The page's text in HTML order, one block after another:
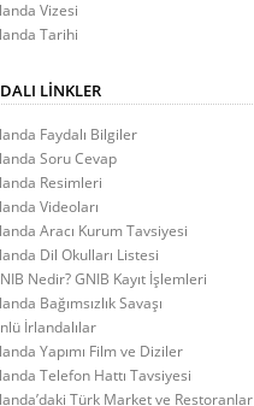
Vizesi
Tarihi
LINKLER
Faydalı Bilgiler
Soru Cevap
Resimleri
Videoları
Aracı Kurum Tavsiyesi
Dil Okulları Listesi
Nedir? GNIB Kayıt İşlemleri
Bağımsızlık Savaşı
İrlandalılar
Yapımı Film ve Diziler
Telefon Hattı Tavsiyesi
Türk Market ve Restoranlar